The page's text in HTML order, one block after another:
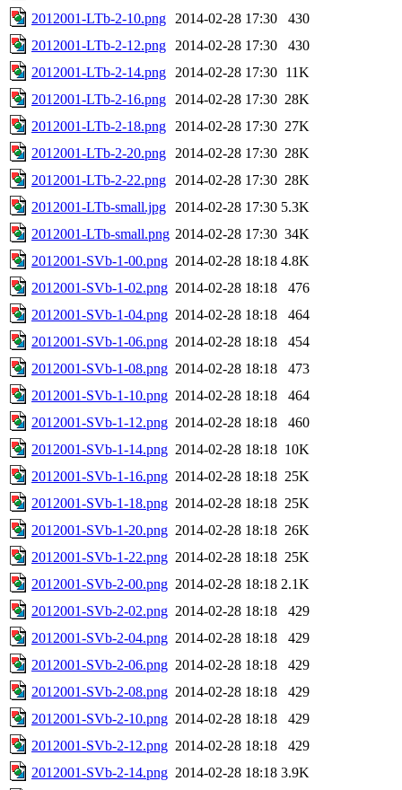
2012001-LTb-2-10.png
2014-02-28 17:30
430
2012001-LTb-2-12.png
2014-02-28 17:30
430
2012001-LTb-2-14.png
2014-02-28 17:30 11K
2012001-LTb-2-16.png
2014-02-28 17:30 28K
2012001-LTb-2-18.png
2014-02-28 17:30 27K
2012001-LTb-2-20.png
2014-02-28 17:30 28K
2012001-LTb-2-22.png
2014-02-28 17:30 28K
2012001-LTb-small.jpg
2014-02-28 17:30 5.3K
2012001-LTb-small.png 2014-02-28 17:30 34K
2012001-SVb-1-00.png 2014-02-28 18:18 4.8K
2012001-SVb-1-02.png 2014-02-28 18:18
476
2012001-SVb-1-04.png 2014-02-28 18:18
464
2012001-SVb-1-06.png 2014-02-28 18:18
454
2012001-SVb-1-08.png 2014-02-28 18:18
473
2012001-SVb-1-10.png 2014-02-28 18:18
464
2012001-SVb-1-12.png 2014-02-28 18:18
460
2012001-SVb-1-14.png 2014-02-28 18:18 10K
2012001-SVb-1-16.png 2014-02-28 18:18 25K
2012001-SVb-1-18.png 2014-02-28 18:18 25K
2012001-SVb-1-20.png 2014-02-28 18:18 26K
2012001-SVb-1-22.png 2014-02-28 18:18 25K
2012001-SVb-2-00.png 2014-02-28 18:18 2.1K
2012001-SVb-2-02.png 2014-02-28 18:18
429
2012001-SVb-2-04.png 2014-02-28 18:18
429
2012001-SVb-2-06.png 2014-02-28 18:18
429
2012001-SVb-2-08.png 2014-02-28 18:18
429
2012001-SVb-2-10.png 2014-02-28 18:18
429
2012001-SVb-2-12.png 2014-02-28 18:18
429
2012001-SVb-2-14.png 2014-02-28 18:18 3.9K